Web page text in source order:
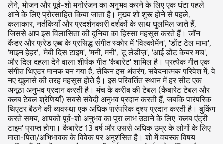
लेने, भोजन और पूर्व-शो मनोरंजन का अनुभव करने के लिए एक घंटा पहले
आने के लिए प्रोत्साहित किया जाता है। मुख्य शो शुरू होने से पहले,
कलाकार, नर्तकियाँ और प्रदर्शनकारी दर्शकों के साथ घुलमिल जाते हैं,
जिससे आप इस विलासिता की दुनिया का हिस्सा महसूस करते हैं। जॉन
कैंडर और फ्रेड एब्ब के प्रसिद्ध संगीत स्कोर में 'विल्कोमेंन', 'डोंट टेल मामा',
'माइन हेहर', 'मेबी दिस टाइम', 'मनी, मनी', 'टू लेडीज़', 'आई डोंट केयर मच',
और दिल दहला देने वाला शीर्षक गीत 'कैबारेट' शामिल है। प्रत्येक गीत एक
संगीत थिएटर मानक बन गया है, लेकिन इस अंतरंग, संवेदनात्मक परिवेश में, वे
नए खुलासे की तरह महसूस होते हैं। इस परिवर्तित स्थान में हर सीट एक
अनूठा अनुभव प्रदान करती है। मंच के करीब की टेबल (कैबारेट टेबल और
क्लब टेबल श्रेणियाँ) सबसे संवेदी अनुभव प्रदान करती हैं, जबकि पारंपरिक
थिएटर बैठने की व्यवस्था एक अधिक पारंपरिक दृश्य प्रदान करती है। बुकिंग
करते समय, आपको पूर्व-शो अनुभव का पूरा लाभ उठाने के लिए 'क्लब एंट्री
टाइम' प्राप्त होगा। कैबारेट 13 वर्ष और उससे अधिक उम्र के लोगों के लिए
माता-पिता/अभिभावक के विवेक पर अनुशंसित है। शो में वयस्क विषय